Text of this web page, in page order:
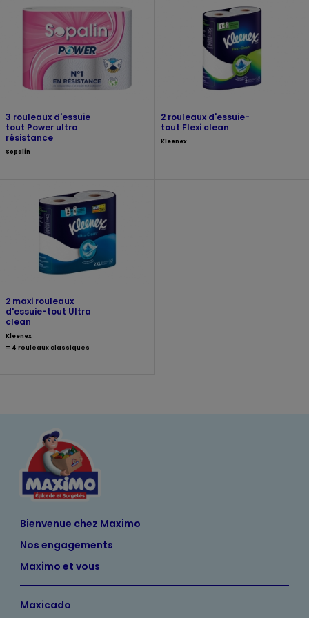
3 rouleaux d'essuie
tout Power ultra
résistance
Sopalin
2 rouleaux d'essuie-
tout Flexi clean
Kleenex
2 maxi rouleaux
d'essuie-tout Ultra
clean
Kleenex
= 4 rouleaux classiques
Bienvenue chez Maximo
Nos engagements
Maximo et vous
Maxicado